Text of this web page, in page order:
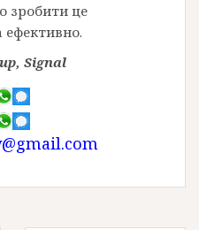
зробити це
Signal